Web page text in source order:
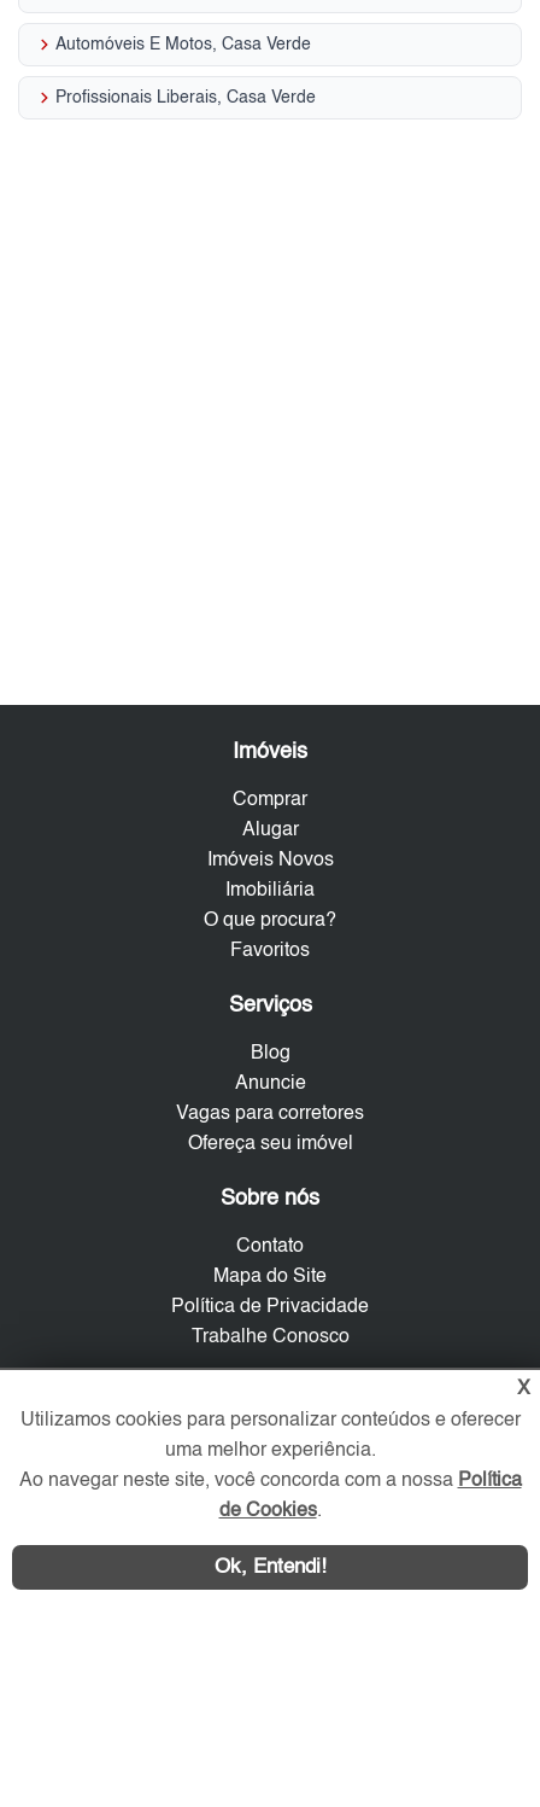
keyboard_arrow_right Automóveis E Motos, Casa Verde
keyboard_arrow_right Profissionais Liberais, Casa Verde
Imóveis
Comprar
Alugar
Imóveis Novos
Imobiliária
O que procura?
Favoritos
Serviços
Blog
Anuncie
Vagas para corretores
Ofereça seu imóvel
Sobre nós
Contato
Mapa do Site
Política de Privacidade
Trabalhe Conosco
Redes Sociais
X
Utilizamos cookies para personalizar conteúdos e oferecer
uma melhor experiência.
Ao navegar neste site, você concorda com a nossa Política
de Cookies.
Ok, Entendi!